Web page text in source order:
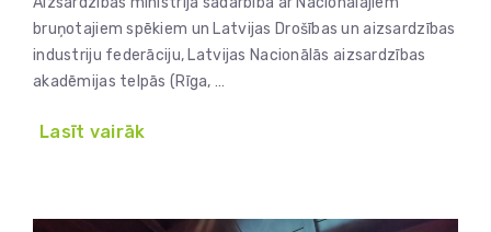
bruņotajiem spēkiem un Latvijas Drošības un aizsardzības
industriju federāciju, Latvijas Nacionālās aizsardzības
akadēmijas telpās (Rīga, …
Lasīt vairāk